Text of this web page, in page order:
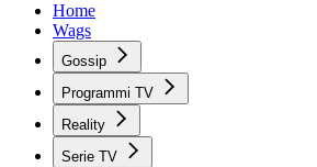
Home
Wags
Gossip
Programmi TV
Reality
Serie TV